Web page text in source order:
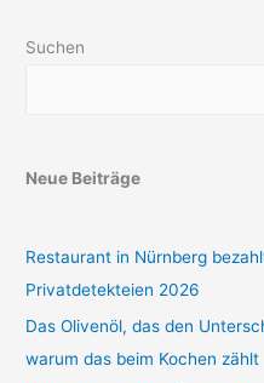
Suchen
Neue Beiträge
Restaurant in Nürnberg
Privatdetekteien 2026
Das Olivenöl, das den
warum das beim Kochen zählt